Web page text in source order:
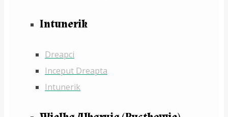
Intunerik
Dreapci
Inceput Dreapta
Intunerik